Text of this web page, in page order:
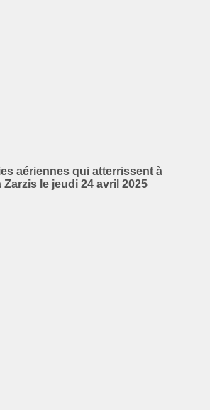
aériennes qui atterrissent à
Zarzis le jeudi 24 avril 2025